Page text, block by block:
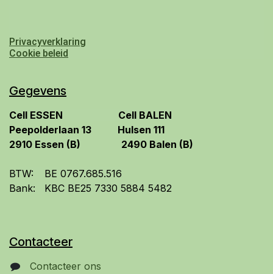
Privacyverklaring
Cookie beleid
Gegevens
​Cell ESSEN
​Cell BALEN
​Peepolderlaan 13
Hulsen 111
2910 Essen (B)
2490 Balen (B)
BTW:
​BE 0767.685.516
Bank:
​KBC BE25 7330 5884 5482
Contacteer
Contacteer ons